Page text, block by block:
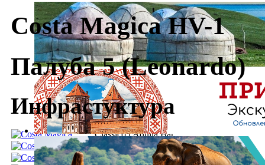
Costa Magica HV-1
Палуба 5 (Leonardo)
Инфрастуктура
Classico l'Aquila Bar
LSalento Grand Bar
Spoleto Ballroom